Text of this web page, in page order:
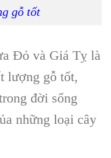
gỗ tốt
Đỏ và Giá Tỵ là
lượng gỗ tốt,
đời sống
những loại cây